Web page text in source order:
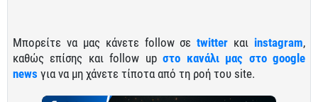
Μπορείτε να μας κάνετε follow σεtwitter και instagram,
καθώς επίσης και follow upστο κανάλι μας στο google
news για να μη χάνετε τίποτα από τη ροή του site.